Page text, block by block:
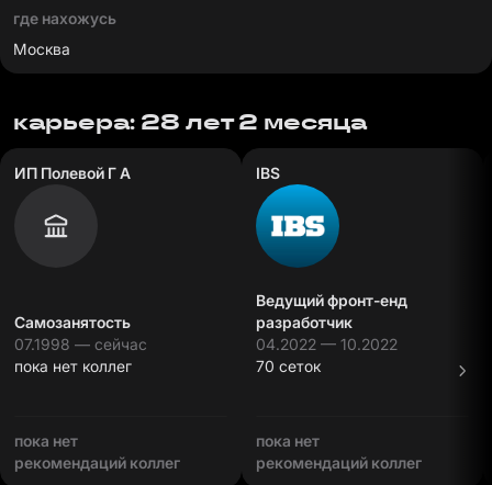
где нахожусь
Москва
карьера: 28 лет 2 месяца
ИП Полевой Г А
Самозанятость
07.1998 — сейчас
пока нет коллег
пока нет
рекомендаций коллег
IBS
Ведущий фронт-енд
разработчик
04.2022 — 10.2022
70 сеток
пока нет
рекомендаций коллег